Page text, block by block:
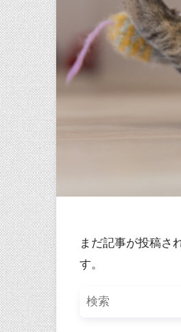
まだ記事が投稿さ
す。